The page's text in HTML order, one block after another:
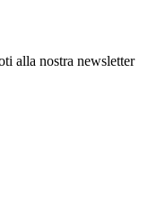
alla nostra newsletter